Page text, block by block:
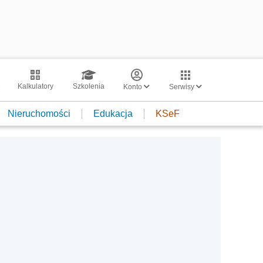
Kalkulatory Szkolenia Konto Serwisy
Nieruchomości Edukacja KSeF